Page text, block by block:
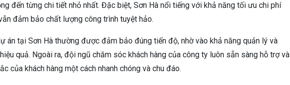
đến từng chi tiết nhỏ nhất. Đặc biệt, Sơn Hà nổi tiếng với khả năng tối ưu chi phí
đảm bảo chất lượng công trình tuyệt hảo.
án tại Sơn Hà thường được đảm bảo đúng tiến độ, nhờ vào khả năng quản lý và
quả. Ngoài ra, đội ngũ chăm sóc khách hàng của công ty luôn sẵn sàng hỗ trợ và
của khách hàng một cách nhanh chóng và chu đáo.